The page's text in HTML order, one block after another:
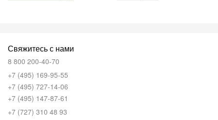
Свяжитесь с нами
8 800 200-40-70
+7 (495) 169-95-55
+7 (495) 727-14-06
+7 (495) 147-87-61
+7 (727) 310 48 93